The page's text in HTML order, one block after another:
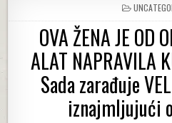
POSTED
IN
OVA ŽENA JE OD
ALAT NAPRAVILA
Sada zarađuje
iznajmljujući